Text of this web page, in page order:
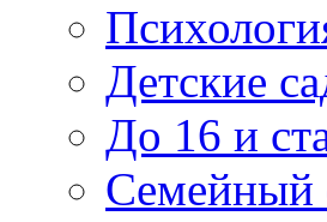
Детские
До 16 и
Семейный